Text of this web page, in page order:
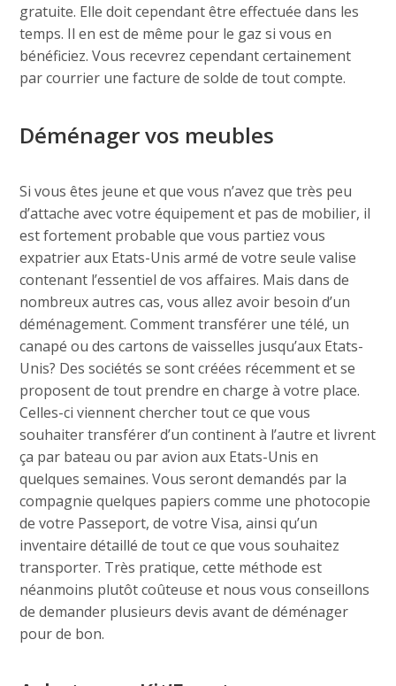
gratuite. Elle doit cependant être effectuée dans les
temps. Il en est de même pour le gaz si vous en
bénéficiez. Vous recevrez cependant certainement
par courrier une facture de solde de tout compte.
Déménager vos meubles
Si vous êtes jeune et que vous n’avez que très peu
d’attache avec votre équipement et pas de mobilier, il
est fortement probable que vous partiez vous
expatrier aux Etats-Unis armé de votre seule valise
contenant l’essentiel de vos affaires. Mais dans de
nombreux autres cas, vous allez avoir besoin d’un
déménagement. Comment transférer une télé, un
canapé ou des cartons de vaisselles jusqu’aux Etats-
Unis? Des sociétés se sont créées récemment et se
proposent de tout prendre en charge à votre place.
Celles-ci viennent chercher tout ce que vous
souhaiter transférer d’un continent à l’autre et livrent
ça par bateau ou par avion aux Etats-Unis en
quelques semaines. Vous seront demandés par la
compagnie quelques papiers comme une photocopie
de votre Passeport, de votre Visa, ainsi qu’un
inventaire détaillé de tout ce que vous souhaitez
transporter. Très pratique, cette méthode est
néanmoins plutôt coûteuse et nous vous conseillons
de demander plusieurs devis avant de déménager
pour de bon.